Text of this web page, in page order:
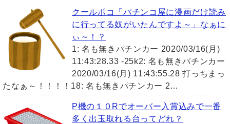
クールポコ「パチンコ屋に漫画だけ読み
に行ってる奴がいたんですよ～」なぁに
ぃ～！？
1: 名も無きパチンカー 2020/03/16(月)
11:43:28.33 -25k2: 名も無きパチンカー
2020/03/16(月) 11:43:55.28 打っちまっ
たなぁ～！！！！18: 名も無きパチンカー 2…
P機の１０Rでオーバー入賞込みで一番
多く出玉取れる台ってどれ？